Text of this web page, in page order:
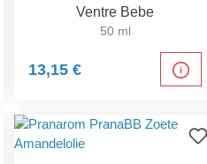
Ventre Bebe
50 ml
13,15 €